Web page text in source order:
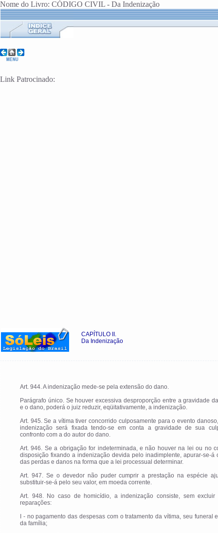
Nome do Livro: CÓDIGO CIVIL - Da Indenização
Link Patrocinado:
CAPÍTULO II.
Da Indenização
Art. 944. A indenização mede-se pela extensão do dano.
Parágrafo único. Se houver excessiva desproporção entre a gravidade
e o dano, poderá o juiz reduzir, eqüitativamente, a indenização.
Art. 945. Se a vítima tiver concorrido culposamente para o evento
indenização será fixada tendo-se em conta a gravidade de sua
confronto com a do autor do dano.
Art. 946. Se a obrigação for indeterminada, e não houver na lei ou no
disposição fixando a indenização devida pelo inadimplente, apurar-se-á
das perdas e danos na forma que a lei processual determinar.
Art. 947. Se o devedor não puder cumprir a prestação na espécie
substituir-se-á pelo seu valor, em moeda corrente.
Art. 948. No caso de homicídio, a indenização consiste, sem excluir
reparações:
I - no pagamento das despesas com o tratamento da vítima, seu funeral
da família;